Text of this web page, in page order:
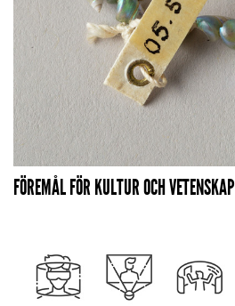
FÖREMÅL FÖR KULTUR OCH VETENSKAP